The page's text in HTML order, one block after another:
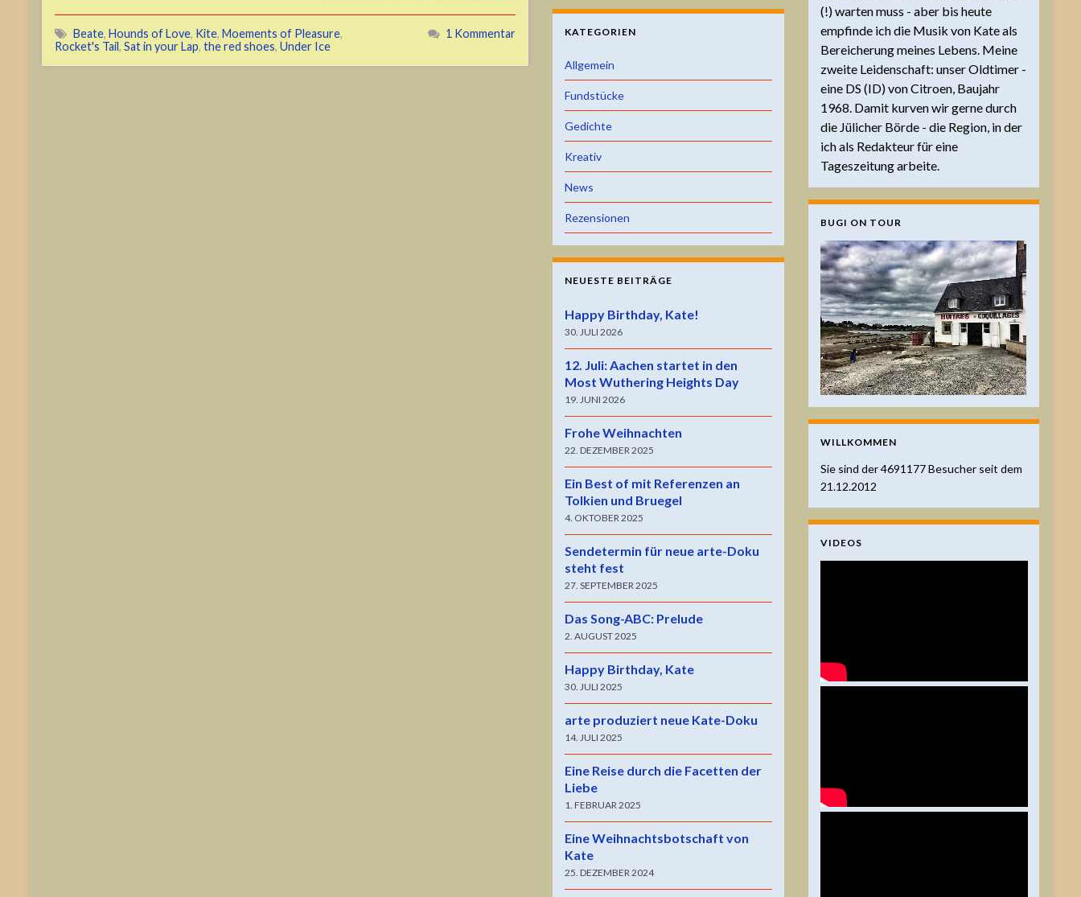
Beate, Hounds of Love, Kite, Moements of Pleasure,
Rocket's Tail, Sat in your Lap, the red shoes, Under Ice
1 Kommentar KATEGORIEN
Allgemein
Fundstücke
Gedichte
Kreativ
News
Rezensionen
NEUESTE BEITRÄGE
Happy Birthday, Kate!
30. JULI 2026
12. Juli: Aachen startet in den
Most Wuthering Heights Day
19. JUNI 2026
Frohe Weihnachten
22. DEZEMBER 2025
Ein Best of mit Referenzen an
Tolkien und Bruegel
4. OKTOBER 2025
Sendetermin für neue arte-Doku
steht fest
27. SEPTEMBER 2025
Das Song-ABC: Prelude
2. AUGUST 2025
Happy Birthday, Kate
30. JULI 2025
arte produziert neue Kate-Doku
14. JULI 2025
Eine Reise durch die Facetten der
Liebe
1. FEBRUAR 2025
Eine Weihnachtsbotschaft von
Kate
25. DEZEMBER 2024
(!) warten muss - aber bis heute
empfinde ich die Musik von Kate als
Bereicherung meines Lebens. Meine
zweite Leidenschaft: unser Oldtimer -
eine DS (ID) von Citroen, Baujahr
1968. Damit kurven wir gerne durch
die Jülicher Börde - die Region, in der
ich als Redakteur für eine
Tageszeitung arbeite.
BUGI ON TOUR
WILLKOMMEN
Sie sind der4691177Besucher seit dem
21.12.2012
VIDEOS